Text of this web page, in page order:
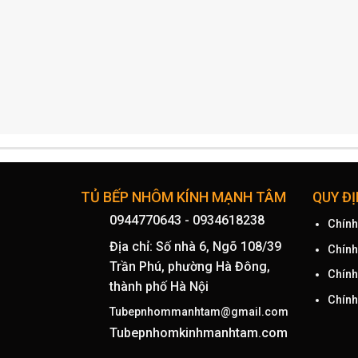
TỦ BẾP NHÔM KÍNH MẠNH TÂM
0944770643 - 0934618238
Địa chỉ: Số nhà 6, Ngõ 108/39
Trần Phú, phường Hà Đông,
thành phố Hà Nội
Tubepnhommanhtam@gmail.com
Tubepnhomkinhmanhtam.com
QUY